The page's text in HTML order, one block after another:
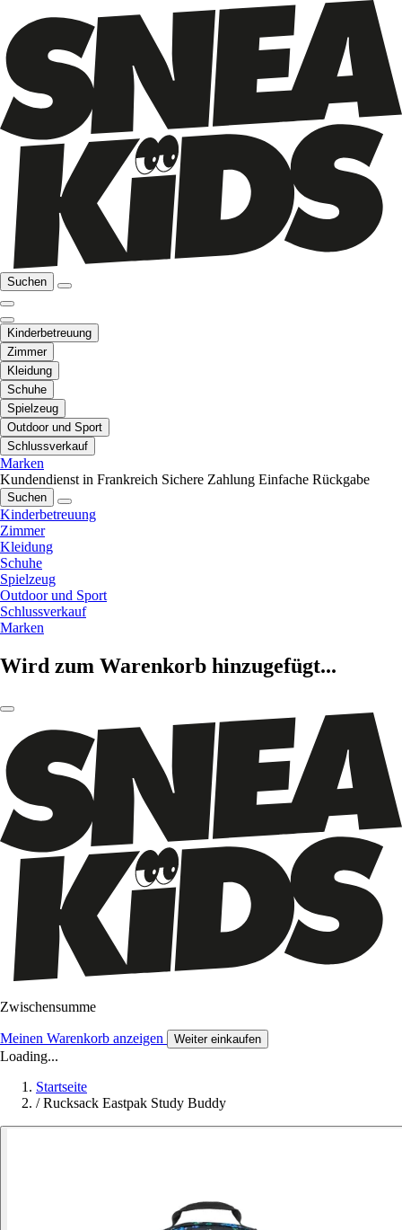
Suchen
Kinderbetreuung
Zimmer
Kleidung
Schuhe
Spielzeug
Outdoor und Sport
Schlussverkauf
Marken
Kundendienst in Frankreich Sichere Zahlung Einfache Rückgabe
Suchen
Kinderbetreuung
Zimmer
Kleidung
Schuhe
Spielzeug
Outdoor und Sport
Schlussverkauf
Marken
Wird zum Warenkorb hinzugefügt...
Zwischensumme
Meinen Warenkorb anzeigen Weiter einkaufen
Loading...
Startseite
/ Rucksack Eastpak Study Buddy